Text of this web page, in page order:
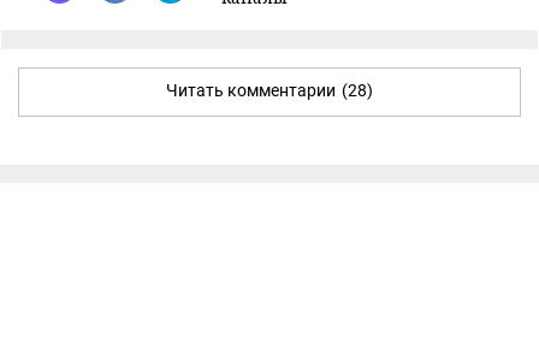
Читать комментарии (28)